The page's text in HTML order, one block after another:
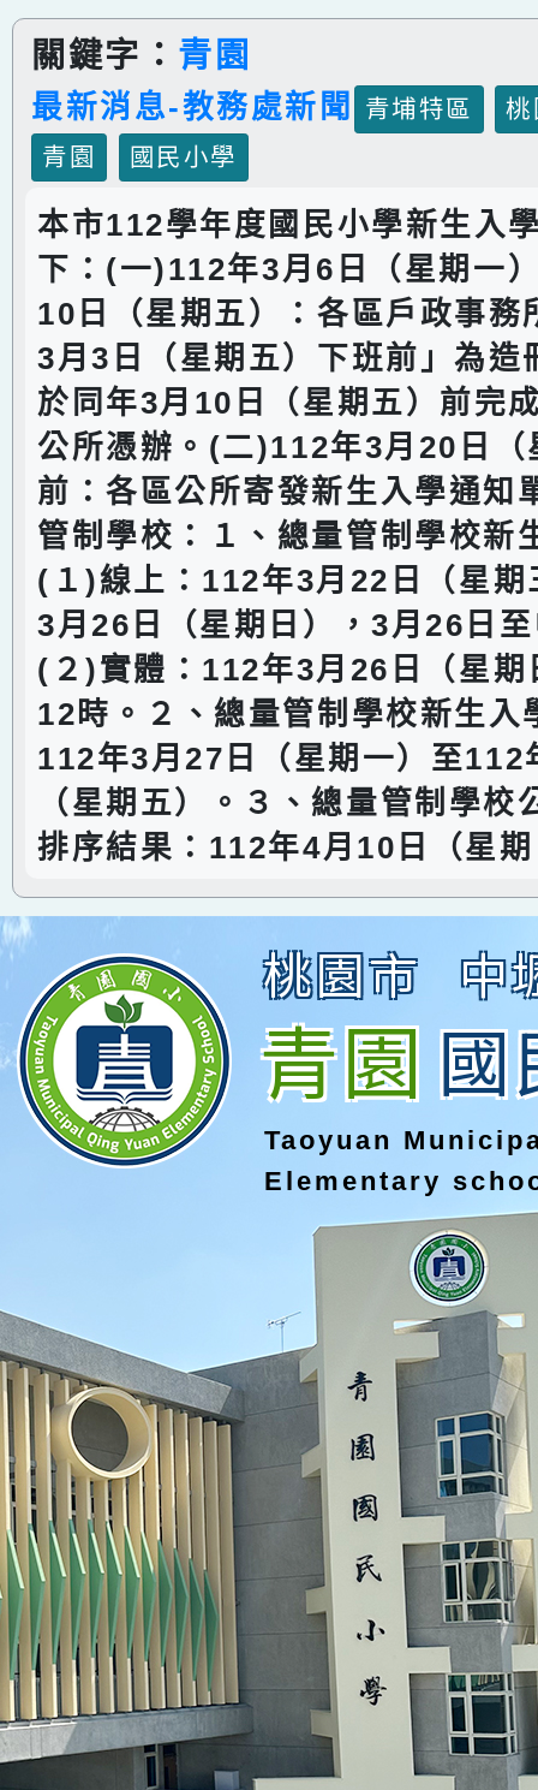
關鍵字： 青園
最新消息-教務處新聞 青埔特區
青園
國民小學
本市112學年度國民小學新生入
下：(一)112年3月6日（星期一
10日（星期五）：各區戶政事務
3月3日（星期五）下班前」為造
於同年3月10日（星期五）前完
公所憑辦。(二)112年3月20日（
前：各區公所寄發新生入學通知
管制學校：１、總量管制學校新
(１)線上：112年3月22日（星期
3月26日（星期日），3月26日
(２)實體：112年3月26日（星期
12時。２、總量管制學校新生入
112年3月27日（星期一）至112
（星期五）。３、總量管制學校
排序結果：112年4月10日（星期
桃園市 中
青園國
Taoyuan
Elementary